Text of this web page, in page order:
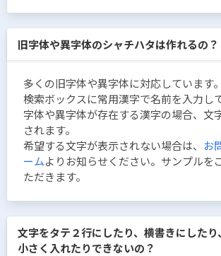
旧字体や異字体のシャチハタは作れるの？
多くの旧字体や異字体に対応しています。
検索ボックスに常用漢字で名前を入力し
字体や異字体が存在する漢字の場合、文
されます。
希望する文字が表示されない場合は、 お
ームよりお知らせください。サンプルを
ただきます。
文字をタテ２行にしたり、横書きにした
小さく入れたりできないの？